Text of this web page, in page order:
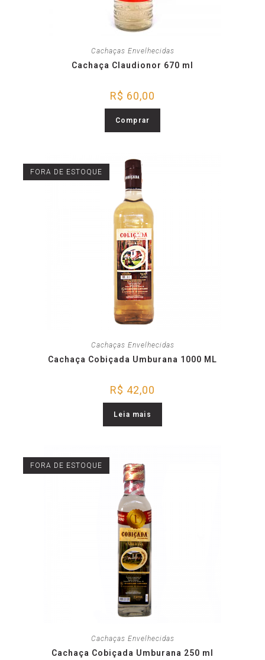
Cachaças Envelhecidas
Cachaça Claudionor 670 ml
R$ 60,00
Comprar
FORA DE ESTOQUE
Cachaças Envelhecidas
Cachaça Cobiçada Umburana 1000 ML
R$ 42,00
Leia mais
FORA DE ESTOQUE
Cachaças Envelhecidas
Cachaça Cobiçada Umburana 250 ml